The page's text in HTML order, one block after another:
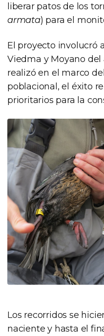
liberar patos de los
armata) para el
El proyecto involucró
Viedma y Moyano del
realizó en el marco
poblacional, el éxito
prioritarios para la
Los recorridos se
naciente y hasta el